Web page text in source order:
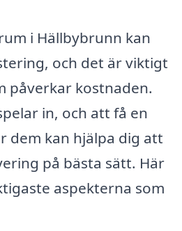
i Hällbybrunn kan
och det är viktigt
påverkar kostnaden.
in, och att få en
dem kan hjälpa dig att
på bästa sätt. Här
aspekterna som